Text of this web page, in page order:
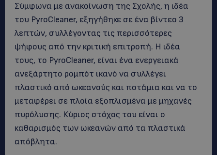
Σύμφωνα με ανακοίνωση της Σχολής, η ιδέα
του PyroCleaner, εξηγήθηκε σε ένα βίντεο 3
λεπτών, συλλέγοντας τις περισσότερες
ψήφους από την κριτική επιτροπή. Η ιδέα
τους, το PyroCleaner, είναι ένα ενεργειακά
ανεξάρτητο ρομπότ ικανό να συλλέγει
πλαστικό από ωκεανούς και ποτάμια και να το
μεταφέρει σε πλοία εξοπλισμένα με μηχανές
πυρόλυσης. Κύριος στόχος του είναι ο
καθαρισμός των ωκεανών από τα πλαστικά
απόβλητα.